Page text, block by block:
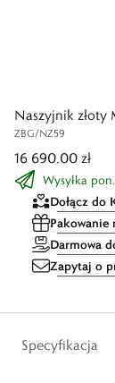
Naszyjnik złoty
ZBG/NZ59
16 690,00 zł
Wysyłka
Dołącz do
Pakowanie
Darmowa
Zapytaj o
Specyfikacja